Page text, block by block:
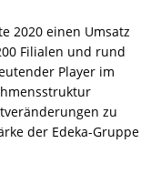
2020 einen Umsatz
Filialen und rund
Player im
zu
der Edeka-Gruppe